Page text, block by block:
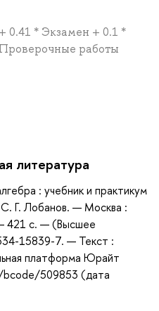
0.41 * Экзамен + 0.1 *
работы
литература
: учебник и практикум
Г. Лобанов. — Москва :
421 с. — (Высшее
15839-7. — Текст :
платформа Юрайт
509853 (дата